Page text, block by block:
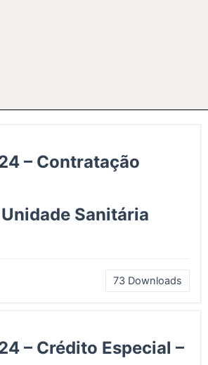
– Contratação
Sanitária
73 Downloads
– Crédito Especial –